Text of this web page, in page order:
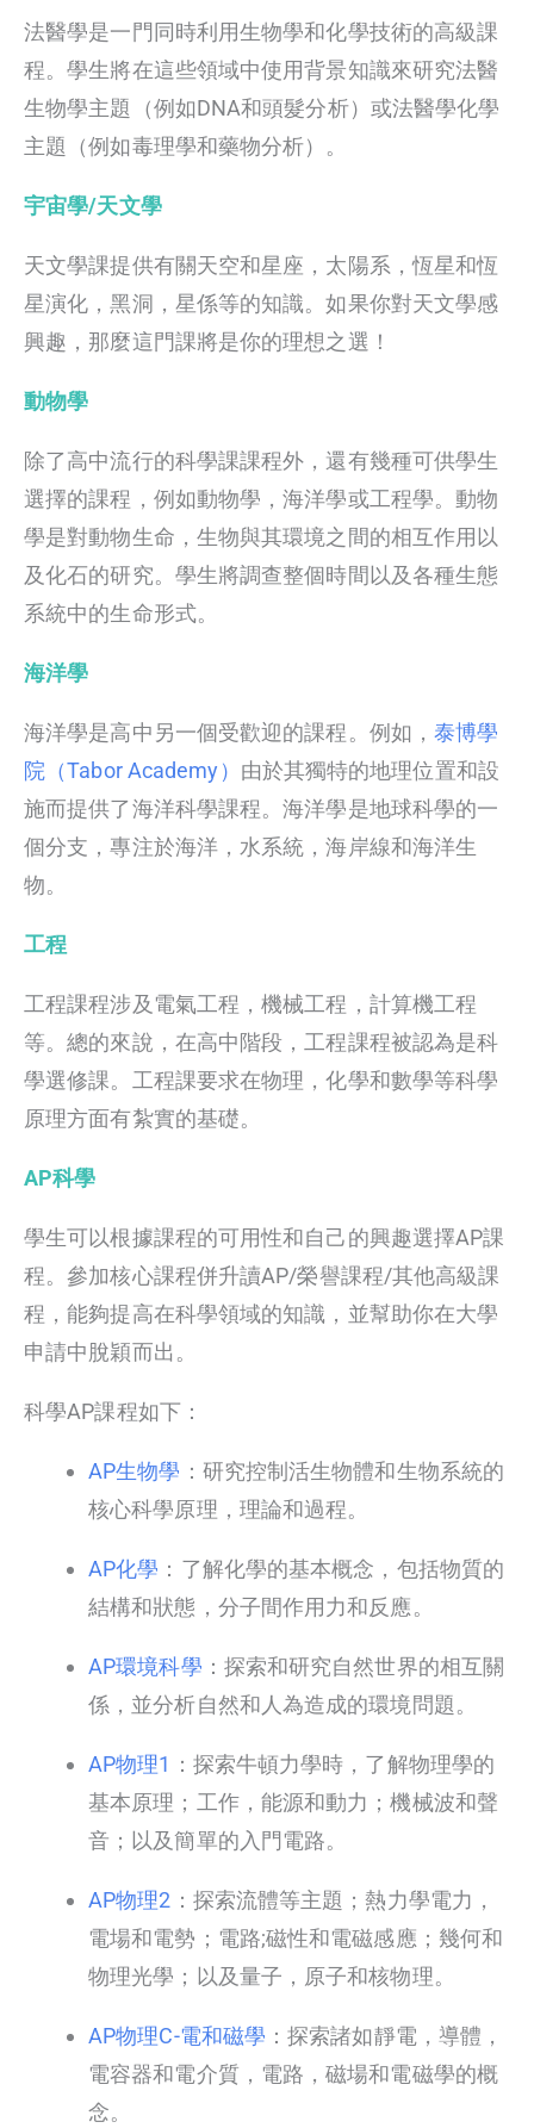
法醫學是一門同時利用生物學和化學技術的高級課
程。學生將在這些領域中使用背景知識來研究法醫
生物學主題（例如DNA和頭髮分析）或法醫學化學
主題（例如毒理學和藥物分析）。
宇宙學/天文學
天文學課提供有關天空和星座，太陽系，恆星和恆
星演化，黑洞，星係等的知識。如果你對天文學感
興趣，那麼這門課將是你的理想之選！
動物學
除了高中流行的科學課課程外，還有幾種可供學生
選擇的課程，例如動物學，海洋學或工程學。動物
學是對動物生命，生物與其環境之間的相互作用以
及化石的研究。學生將調查整個時間以及各種生態
系統中的生命形式。
海洋學
海洋學是高中另一個受歡迎的課程。例如， 泰博學
院（Tabor Academy） 由於其獨特的地理位置和設
施而提供了海洋科學課程。海洋學是地球科學的一
個分支，專注於海洋，水系統，海岸線和海洋生
物。
工程
工程課程涉及電氣工程，機械工程，計算機工程
等。總的來說，在高中階段，工程課程被認為是科
學選修課。工程課要求在物理，化學和數學等科學
原理方面有紮實的基礎。
AP科學
學生可以根據課程的可用性和自己的興趣選擇AP課
程。參加核心課程併升讀AP/榮譽課程/其他高級課
程，能夠提高在科學領域的知識，並幫助你在大學
申請中脫穎而出。
科學AP課程如下：
AP生物學 ：研究控制活生物體和生物系統的
核心科學原理，理論和過程。
AP化學 ：了解化學的基本概念，包括物質的
結構和狀態，分子間作用力和反應。
AP環境科學 ：探索和研究自然世界的相互關
係，並分析自然和人為造成的環境問題。
AP物理1 ：探索牛頓力學時，了解物理學的
基本原理；工作，能源和動力；機械波和聲
音；以及簡單的入門電路。
AP物理2 ：探索流體等主題；熱力學電力，
電場和電勢；電路;磁性和電磁感應；幾何和
物理光學；以及量子，原子和核物理。
AP物理C-電和磁學 ：探索諸如靜電，導體，
電容器和電介質，電路，磁場和電磁學的概
念。